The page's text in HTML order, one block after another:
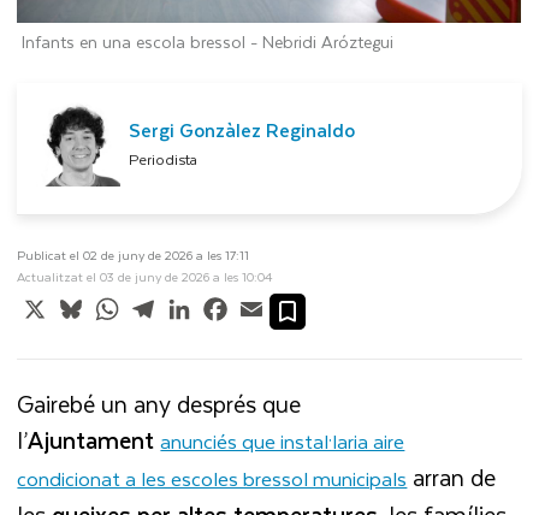
Infants en una escola bressol - Nebridi Aróztegui
Sergi Gonzàlez Reginaldo
Periodista
Publicat el 02 de juny de 2026 a les 17:11
Actualitzat el 03 de juny de 2026 a les 10:04
X BlueskyWhatsApp
TelegramLinkedInFacebook
Email
Gairebé un any després que
l’Ajuntament anunciés que instal·laria aire
condicionat a les escoles bressol municipals arran de